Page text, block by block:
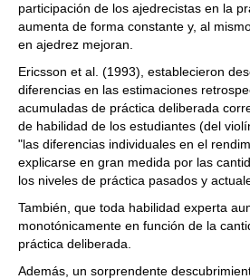
participación de los ajedrecistas en la
aumenta de forma constante y, al
en ajedrez mejoran.
Ericsson et al. (1993), establecieron
diferencias en las estimaciones
acumuladas de práctica deliberada
de habilidad de los estudiantes (del
"las diferencias individuales en el
explicarse en gran medida por las
los niveles de práctica pasados y
También, que toda habilidad experta
monotónicamente en función de la
práctica deliberada.
Además, un sorprendente